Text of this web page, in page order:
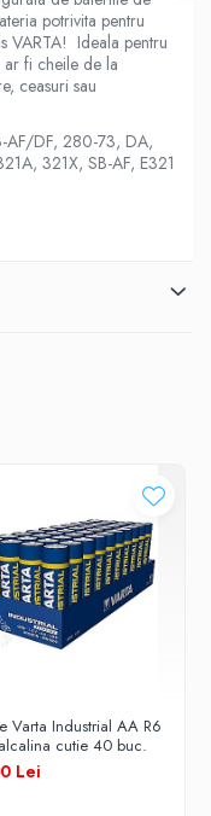
potrivita pentru
VARTA! Ideala pentru
fi cheile de la
ceasuri sau
AF/DF, 280-73, DA,
321X, SB-AF, E321
Varta Industrial AA R6
cutie 40 buc.
Lei